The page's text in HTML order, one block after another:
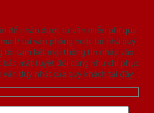
để nhận được tư vấn miễn phí qua
tại văn phòng hoặc tại nhà quý
tôi cam kết mọi thông tin nhập vào
mật tuyệt đối cũng như chỉ phục
vấn duy nhất của quý khách tại đây.